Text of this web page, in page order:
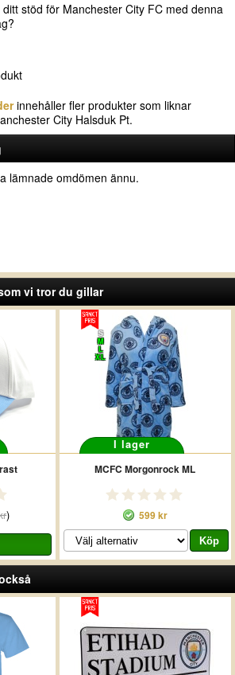
stöd för Manchester City FC med denna
innehåller fler produkter som liknar
City Halsduk Pt.
lämnade omdömen ännu.
vi tror du gillar
)
S
M
L
XL
I lager
MCFC Morgonrock ML
599 kr